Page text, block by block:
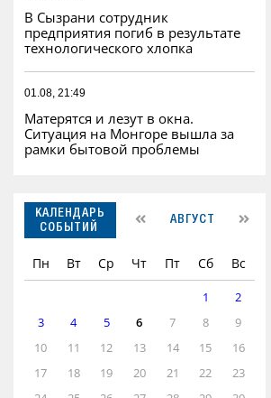
В Сызрани сотрудник
предприятия погиб в результате
технологического хлопка
01.08, 21:49
Матерятся и лезут в окна.
Ситуация на Монгоре вышла за
рамки бытовой проблемы
КАЛЕНДАРЬ
СОБЫТИЙ
АВГУСТ
Пн Вт Ср Чт Пт Сб Вс
1
2
3
4 5 6 7 8
9
10
11 12 13 14 15
16
17
18 19 20 21 22
23